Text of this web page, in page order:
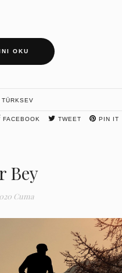
OKU
TÜRKSEV
FACEBOOK TWEET PIN IT
Bey
Cuma